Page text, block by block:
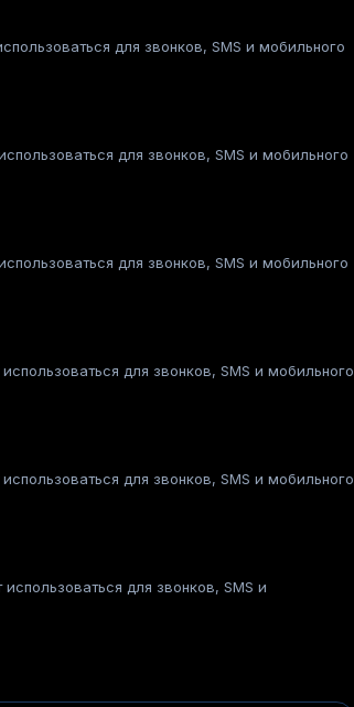
для звонков, SMS и мобильного
для звонков, SMS и мобильного
для звонков, SMS и мобильного
для звонков, SMS и мобильного
для звонков, SMS и мобильного
для звонков, SMS и